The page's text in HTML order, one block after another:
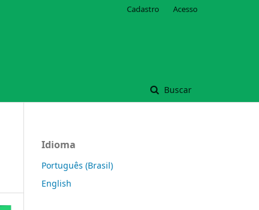
Buscar
Cadastro Acesso
Idioma
Português (Brasil)
English